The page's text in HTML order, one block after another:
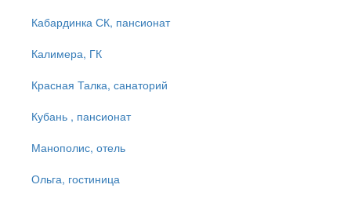
Кабардинка СК, пансионат
Калимера, ГК
Красная Талка, санаторий
Кубань , пансионат
Манополис, отель
Ольга, гостиница